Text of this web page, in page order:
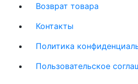
Возврат товара
Контакты
Политика
Пользовательское